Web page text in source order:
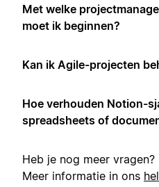
Met welke
moet ik beginnen?
Kan ik Agile-projecten
Hoe verhouden Notion-
spreadsheets of
Heb je nog meer vragen?
Meer informatie in ons